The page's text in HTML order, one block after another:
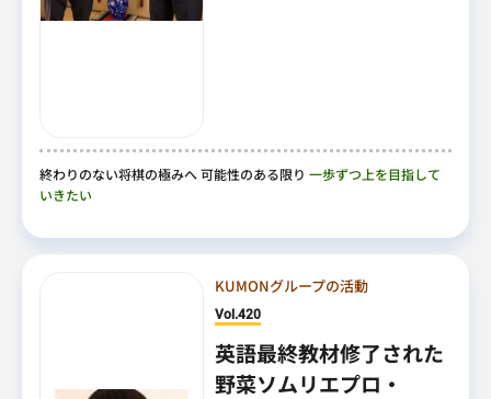
終わりのない将棋の極みへ 可能性のある限り 一歩ずつ上を目指して
いきたい
KUMONグループの活動
Vol.420
英語最終教材修了された
野菜ソムリエプロ・